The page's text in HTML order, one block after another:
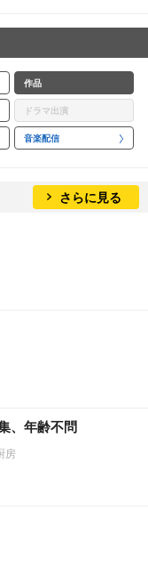
作品
ドラマ出演
音楽配信
さらに見る
、年齢不問
房